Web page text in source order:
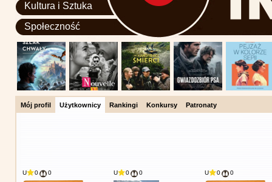
Kultura i Sztuka
Społeczność
Mój profil Użytkownicy Rankingi Konkursy Patronaty
U 0 0 U 0 0 U 0 0